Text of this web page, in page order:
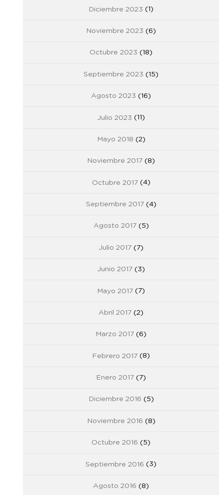
Diciembre 2023 (1)
Noviembre 2023 (6)
Octubre 2023 (18)
Septiembre 2023 (15)
Agosto 2023 (16)
Julio 2023 (11)
Mayo 2018 (2)
Noviembre 2017 (8)
Octubre 2017(4)
Septiembre 2017(4)
Agosto 2017(5)
Julio 2017 (7)
Junio 2017 (3)
Mayo 2017 (7)
Abril 2017 (2)
Marzo 2017 (6)
Febrero 2017 (8)
Enero 2017 (7)
Diciembre 2016 (5)
Noviembre 2016 (8)
Octubre 2016 (5)
Septiembre 2016 (3)
Agosto 2016 (8)